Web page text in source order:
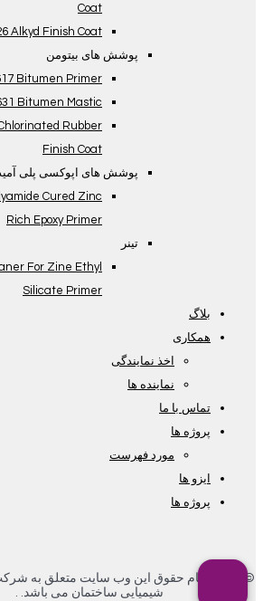
Coat
Alkyd Finish Coat
پوشش های بیتومن
Bitumen Primer
Bitumen Mastic
Rubber
Finish Coat
پوشش های اپوکسی پلی
Cured Zinc
Rich Epoxy Primer
تینر
For Zine Ethyl
Silicate Primer
بلاگ
همکاری
اخذ نمایندگی
نماینده ها
تماس با ما
پروژه ها
مورد فهرست
ایزو ها
پروژه ها
© 2026 تمام حقوق این وب سایت متعلق به
شیمیایی ساختمان می باشد. .